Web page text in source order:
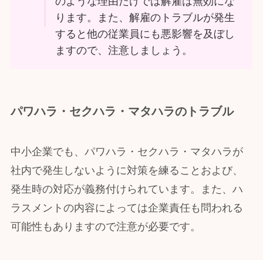
ります。また、解雇のトラブルが発生
すると他の従業員にも悪影響を及ぼし
ますので、注意しましょう。
パワハラ・セクハラ・マタハラのトラブル
中小企業でも、パワハラ・セクハラ・マタハラが
社内で発生しないように対策を練ることおよび、
発生時の対応が義務付けられています。また、ハ
ラスメントの内容によっては企業責任も問われる
可能性もありますので注意が必要です。